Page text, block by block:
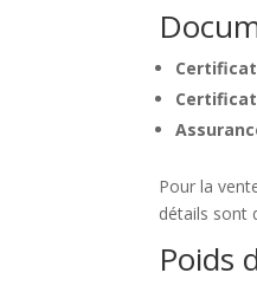
Pour la
détails sont
Poids